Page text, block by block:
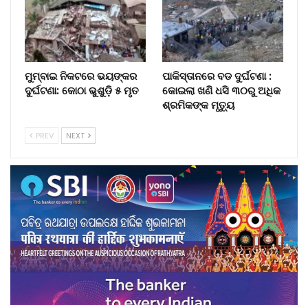
ମୁମ୍ବାଇ ନିକଟରେ ଭୟଙ୍କର
ଦୁର୍ଘଟଣା: କୋଠା ଭୁଶୁଡ଼ି ୫ ମୃତ
ପାକିସ୍ତାନରେ ବଡ ଦୁର୍ଘଟଣା :
କୋଇଲା ଖଣି ଧସି ୩୦ରୁ ଅଧିକ
ଶ୍ରମିକଙ୍କ ମୃତ୍ୟୁ
PREV NEXT